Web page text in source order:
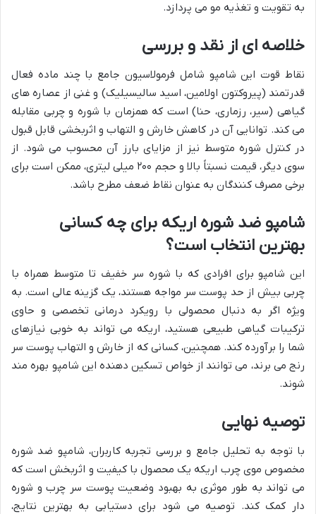
به تقویت و تغذیه مو می پردازد.
خلاصه ای از نقد و بررسی
نقاط قوت این شامپو شامل فرمولاسیون جامع با چند ماده فعال
قدرتمند (پیروکتون اولامین، اسید سالیسیلیک) و غنی از عصاره های
گیاهی (سیر، رزماری، حنا) است که همزمان با شوره و چربی مقابله
می کند. توانایی آن در کاهش خارش و التهاب و اثربخشی قابل قبول
در کنترل شوره متوسط نیز از مزایای بارز آن محسوب می شود. از
سوی دیگر، قیمت نسبتاً بالا و حجم ۲۰۰ میلی لیتری، ممکن است برای
برخی مصرف کنندگان به عنوان نقاط ضعف مطرح باشد.
شامپو ضد شوره اریکه برای چه کسانی
بهترین انتخاب است؟
این شامپو برای افرادی که با شوره سر خفیف تا متوسط همراه با
چربی بیش از حد پوست سر مواجه هستند، یک گزینه عالی است. به
ویژه اگر به دنبال محصولی با رویکرد درمانی تخصصی و حاوی
ترکیبات گیاهی طبیعی هستید، اریکه می تواند به خوبی نیازهای
شما را برآورده کند. همچنین، کسانی که از خارش و التهاب پوست سر
رنج می برند، می توانند از خواص تسکین دهنده این شامپو بهره مند
شوند.
توصیه نهایی
با توجه به تحلیل جامع و بررسی تجربه کاربران، شامپو ضد شوره
مخصوص موی چرب اریکه یک محصول با کیفیت و اثربخش است که
می تواند به طور موثری به بهبود وضعیت پوست سر چرب و شوره
دار کمک کند. توصیه می شود برای دستیابی به بهترین نتایج،